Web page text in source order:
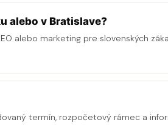
alebo v Bratislave?
alebo marketing pre slovenských
termín, rozpočetový rámec a